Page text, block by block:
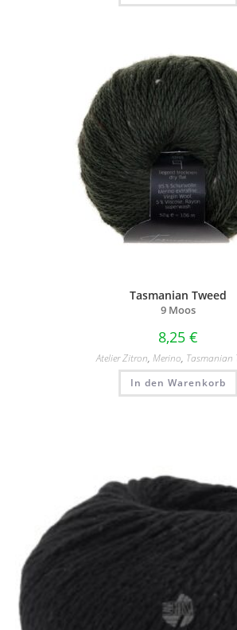
Tasmanian Tweed
9 Moos
8,25 €
Atelier Zitron, Merino, Tasmanian
In den Warenkorb